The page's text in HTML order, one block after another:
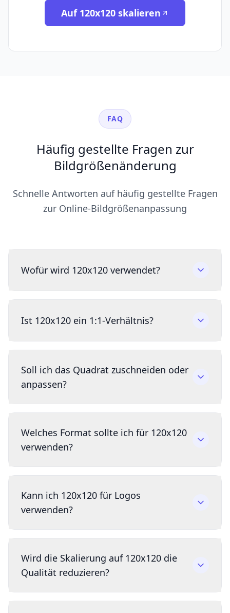
Auf 120x120 skalieren
FAQ
Häufig gestellte Fragen zur
Bildgrößenänderung
Schnelle Antworten auf häufig gestellte Fragen
zur Online-Bildgrößenanpassung
Wofür wird 120x120 verwendet?
Ist 120x120 ein 1:1-Verhältnis?
Soll ich das Quadrat zuschneiden oder
anpassen?
Welches Format sollte ich für 120x120
verwenden?
Kann ich 120x120 für Logos
verwenden?
Wird die Skalierung auf 120x120 die
Qualität reduzieren?